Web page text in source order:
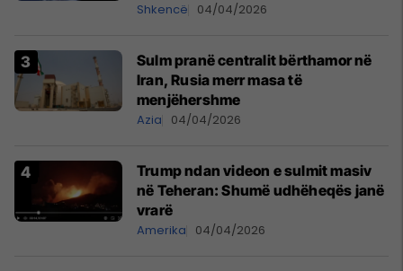
Shkencë 04/04/2026
Sulm pranë centralit bërthamor në
Iran, Rusia merr masa të
menjëhershme
Azia 04/04/2026
Trump ndan videon e sulmit masiv
në Teheran: Shumë udhëheqës janë
vrarë
Amerika 04/04/2026